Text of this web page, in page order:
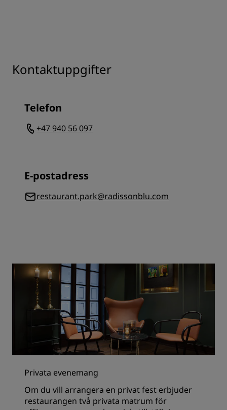
Kontaktuppgifter
Telefon
+47 940 56 097
E-postadress
restaurant.park@radissonblu.com
Privata evenemang
Om du vill arrangera en privat fest erbjuder
restaurangen två privata matrum för